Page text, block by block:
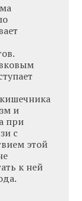
и
при
с
этой
к ней